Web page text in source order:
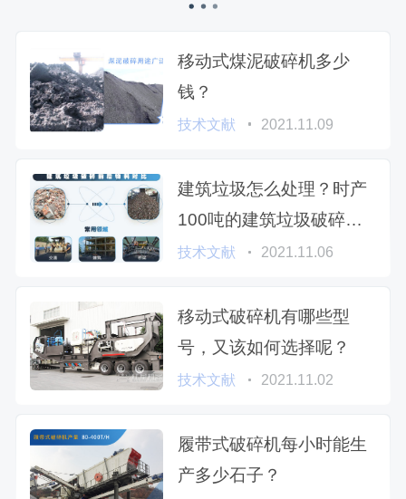
移动式煤泥破碎机多少
钱？
技术文献 2021.11.09
建筑垃圾怎么处理？时产
100吨的建筑垃圾破碎机
多少钱？
技术文献 2021.11.06
移动式破碎机有哪些型
号，又该如何选择呢？
技术文献 2021.11.02
履带式破碎机每小时能生
产多少石子？